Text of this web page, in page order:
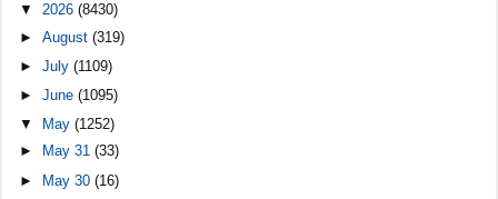
▼2026(8430)
►August(319)
►July(1109)
►June(1095)
▼
May(1252)
►
May 31(33)
► May 30(16)